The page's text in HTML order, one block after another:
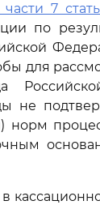
7
по
для
не
норм